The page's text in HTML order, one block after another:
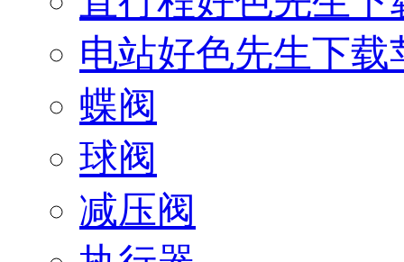
电站好色先生下
蝶阀
球阀
减压阀